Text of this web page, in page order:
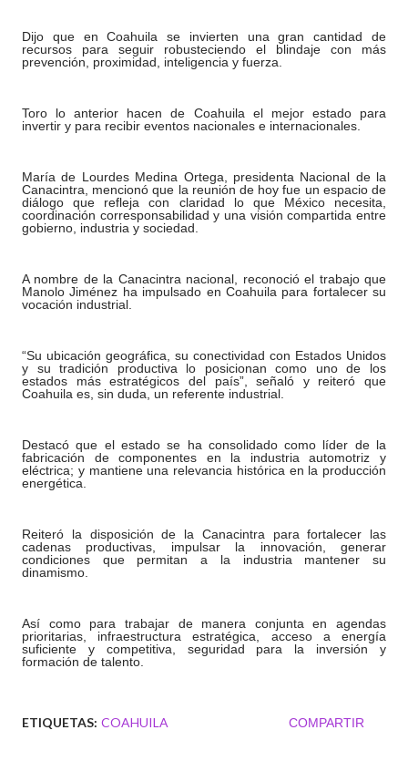
Dijo que en Coahuila se invierten una gran cantidad de
recursos para seguir robusteciendo el blindaje con más
prevención, proximidad, inteligencia y fuerza.
Toro lo anterior hacen de Coahuila el mejor estado para
invertir y para recibir eventos nacionales e internacionales.
María de Lourdes Medina Ortega, presidenta Nacional de la
Canacintra, mencionó que la reunión de hoy fue un espacio de
diálogo que refleja con claridad lo que México necesita,
coordinación corresponsabilidad y una visión compartida entre
gobierno, industria y sociedad.
A nombre de la Canacintra nacional, reconoció el trabajo que
Manolo Jiménez ha impulsado en Coahuila para fortalecer su
vocación industrial.
“Su ubicación geográfica, su conectividad con Estados Unidos
y su tradición productiva lo posicionan como uno de los
estados más estratégicos del país”, señaló y reiteró que
Coahuila es, sin duda, un referente industrial.
Destacó que el estado se ha consolidado como líder de la
fabricación de componentes en la industria automotriz y
eléctrica; y mantiene una relevancia histórica en la producción
energética.
Reiteró la disposición de la Canacintra para fortalecer las
cadenas productivas, impulsar la innovación, generar
condiciones que permitan a la industria mantener su
dinamismo.
Así como para trabajar de manera conjunta en agendas
prioritarias, infraestructura estratégica, acceso a energía
suficiente y competitiva, seguridad para la inversión y
formación de talento.
ETIQUETAS: COAHUILA COMPARTIR